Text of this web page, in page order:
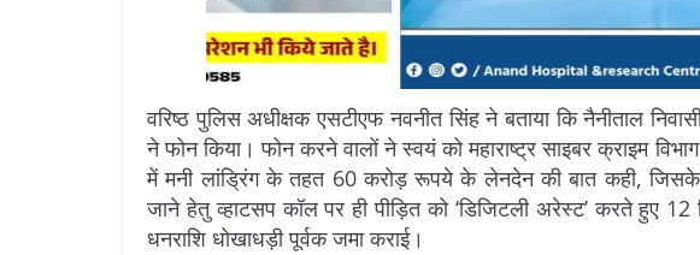
वरिष्ठ पुलिस अधीक्षक एसटीएफ नवनीत सिंह ने बताया कि नैनीताल
ने फोन किया। फोन करने वालों ने स्वयं को महाराष्ट्र साइबर क्राइम
में मनी लांड्रिंग के तहत 60 करोड़ रूपये के लेनदेन की बात कही, जिसके
जाने हेतु व्हाटसप कॉल पर ही पीड़ित को ‘डिजिटली अरेस्ट’ करते हुए
धनराशि धोखाधड़ी पूर्वक जमा कराई।